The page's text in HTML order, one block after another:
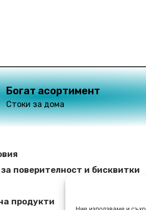
Богат асортимент
Стоки за дома
поверителност и бисквитки
продукти